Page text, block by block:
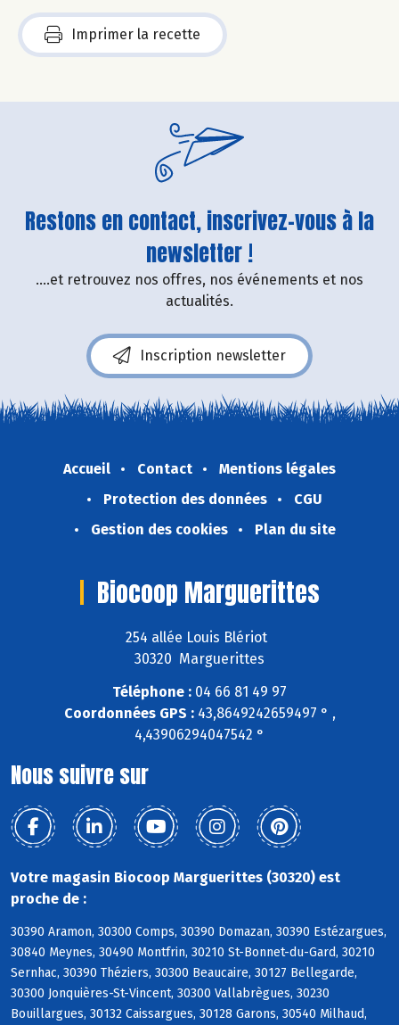
Imprimer la recette
Restons en contact, inscrivez-vous à la
newsletter !
....et retrouvez nos offres, nos événements et nos
actualités.
Inscription newsletter
Accueil Contact
Mentions légales
Protection des données
CGU
Gestion des cookies
Plan du site
Biocoop Marguerittes
254 allée Louis Blériot
30320 Marguerittes
Téléphone : 04 66 81 49 97
Coordonnées GPS :43,8649242659497 ° ,
4,43906294047542 °
Nous suivre sur
Votre magasin Biocoop Marguerittes (30320) est
proche de :
30390 Aramon, 30300 Comps, 30390 Domazan, 30390 Estézargues,
30840 Meynes, 30490 Montfrin, 30210 St-Bonnet-du-Gard, 30210
Sernhac, 30390 Théziers, 30300 Beaucaire, 30127 Bellegarde,
30300 Jonquières-St-Vincent, 30300 Vallabrègues, 30230
Bouillargues, 30132 Caissargues, 30128 Garons, 30540 Milhaud,